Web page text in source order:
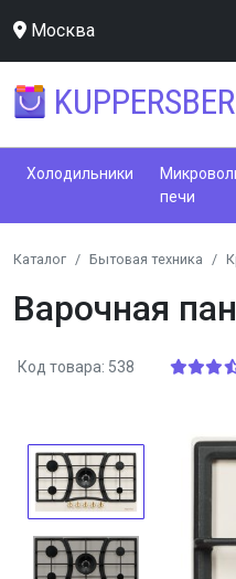
Москва
Холодильники
печи
Каталог Бытовая техника
Варочная
Код товара: 538